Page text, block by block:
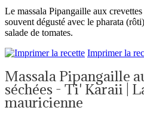
Le massala Pipangaille aux
souvent dégusté avec le pharata
salade de tomates.
Imprimer la
Massala Pipangaille
séchées - Ti' Karaii |
mauricienne